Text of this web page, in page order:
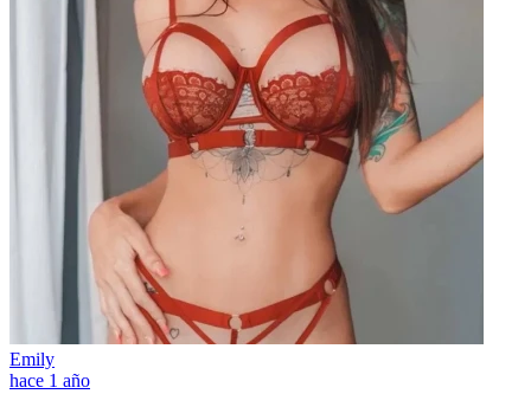
Emily
hace 1 año